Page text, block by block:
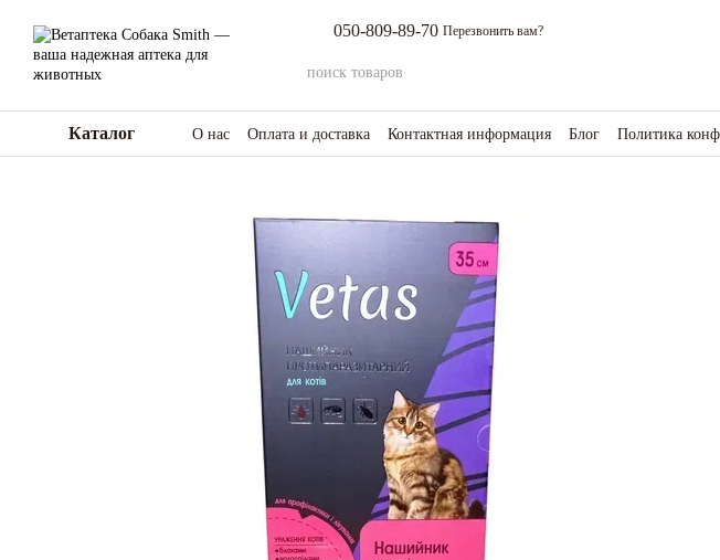
050-809-89-70 Перезвонить вам?
Каталог О нас Оплата и доставка Контактная информация Блог
Политика
Возврат товара и средств
Отзывы о магазине